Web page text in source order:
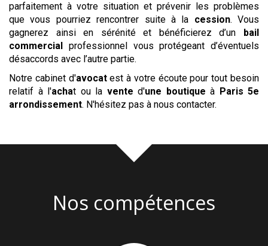
parfaitement à votre situation et prévenir les problèmes
que vous pourriez rencontrer suite à la cession. Vous
gagnerez ainsi en sérénité et bénéficierez d’un
bail
commercial
professionnel vous protégeant d’éventuels
désaccords avec l’autre partie.
Notre cabinet d'avocatest à votre écoute pour tout besoin
relatif à l'achat ou la vente d'une boutique à Paris 5e
arrondissement. N'hésitez pas à nous contacter.
Nos compétences